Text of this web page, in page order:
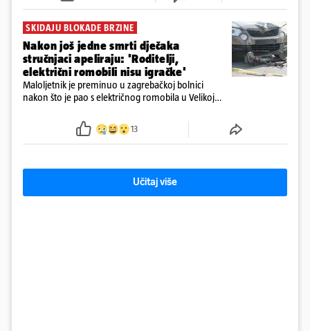
SKIDAJU BLOKADE BRZINE
Nakon još jedne smrti dječaka
stručnjaci apeliraju: 'Roditelji,
električni romobili nisu igračke'
Maloljetnik je preminuo u zagrebačkoj bolnici
nakon što je pao s električnog romobila u Velikoj
13
Učitaj više